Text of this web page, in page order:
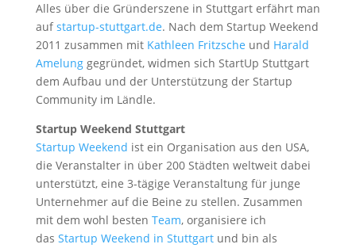
Alles über die Gründerszene in Stuttgart erfährt man
aufstartup-stuttgart.de. Nach dem Startup Weekend
2011 zusammen mit Kathleen Fritzsche und Harald
Amelunggegründet, widmen sich StartUp Stuttgart
dem Aufbau und der Unterstützung der Startup
Community im Ländle.
Startup Weekend Stuttgart
Startup Weekend ist ein Organisation aus den USA,
die Veranstalter in über 200 Städten weltweit dabei
unterstützt, eine 3-tägige Veranstaltung für junge
Unternehmer auf die Beine zu stellen. Zusammen
mit dem wohl besten Team, organisiere ich
das Startup Weekend in Stuttgartund bin als